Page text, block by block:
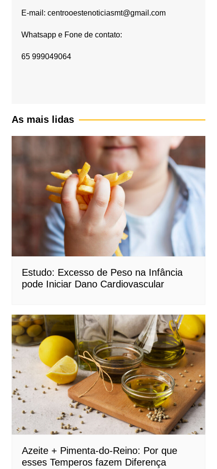
E-mail: centrooestenoticiasmt@gmail.com
Whatsapp e Fone de contato:
65 999049064
As mais lidas
Estudo: Excesso de Peso na Infância
pode Iniciar Dano Cardiovascular
Azeite + Pimenta-do-Reino: Por que
esses Temperos fazem Diferença